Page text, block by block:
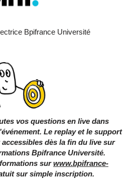
Bpifrance Université
vos questions en live dans
Le replay et le support
dès la fin du live sur
Bpifrance Université.
surwww.bpifrance-
sur simple inscription.